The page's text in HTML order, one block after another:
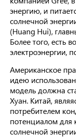
энергию, и
солнечной
(Huang Hui),
Более того, есть
электроэнергии,
Американское
идею
модель должна
Хуан. Китай,
потребителем
потенциалом
солнечной